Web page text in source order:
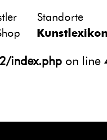
atts in
htdocs/
index.php on line
Standorte